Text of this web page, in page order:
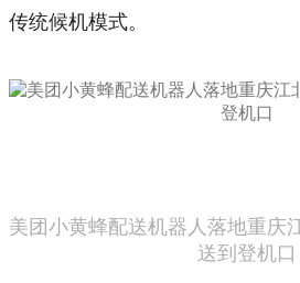
传统候机模式。
美团小黄蜂配送机器人落地重庆
送到登机口